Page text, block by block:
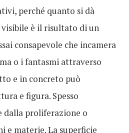
perché quanto si dà
è il risultato di un
consapevole che incamera
o i fantasmi attraverso
e in concreto può
e figura. Spesso
dalla proliferazione o
e materie. La superficie